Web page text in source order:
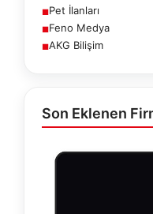
■Pet İlanları
■Feno Medya
■AKG Bilişim
Son Eklenen